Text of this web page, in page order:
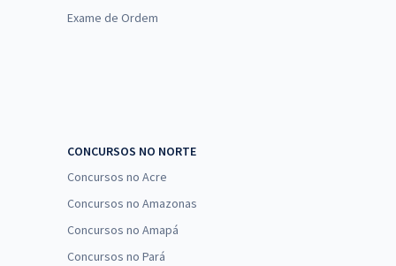
Exame de Ordem
CONCURSOS NO NORTE
Concursos no Acre
Concursos no Amazonas
Concursos no Amapá
Concursos no Pará